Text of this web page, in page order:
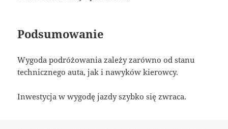
Podsumowanie
Wygoda podróżowania zależy zarówno od stanu
technicznego auta, jak i nawyków kierowcy.
Inwestycja w wygodę jazdy szybko się zwraca.